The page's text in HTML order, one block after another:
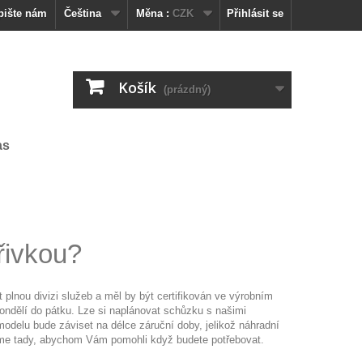
Přihlásit se
Měna : CZK
Čeština
nám
Košík (prázdný)
divizi služeb a měl by být certifikován ve výrobním
do pátku. Lze si naplánovat schůzku s našimi
bude záviset na délce záruční doby, jelikož náhradní
tady, abychom Vám pomohli když budete potřebovat.